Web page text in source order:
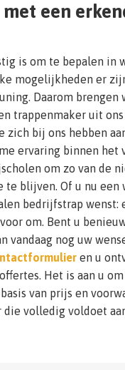
een
is om te bepalen in
mogelijkheden er
Daarom brengen
trappenmaker uit
zich bij ons hebben
ervaring binnen het
om zo van de
te blijven. Of u nu een
bedrijfstrap wenst:
om. Bent u
vandaag nog uw
en u
Het is aan u
van prijs en
volledig voldoet